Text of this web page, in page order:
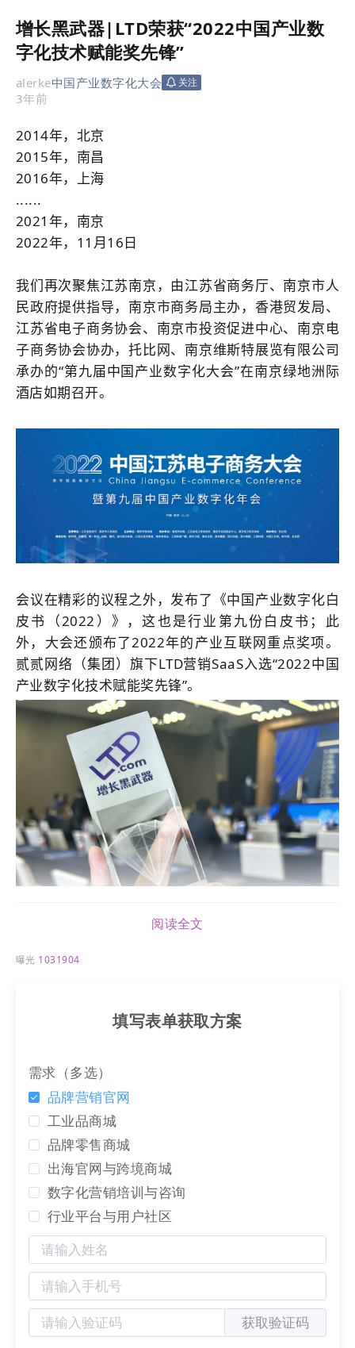
增长黑武器|LTD荣获“2022中国产业数
字化技术赋能奖先锋”
alerke中国产业数字化大会 关注
3年前
2014年，北京
2015年，南昌
2016年，上海
......
2021年，南京
2022年，11月16日
我们再次聚焦江苏南京，由江苏省商务厅、南京市人
民政府提供指导，南京市商务局主办，香港贸发局、
江苏省电子商务协会、南京市投资促进中心、南京电
子商务协会协办，托比网、南京维斯特展览有限公司
承办的“第九届中国产业数字化大会”在南京绿地洲际
酒店如期召开。
会议在精彩的议程之外，发布了《中国产业数字化白
皮书（2022 ）》，这也是行业第九份白皮书；此
外，大会还颁布了2022年的产业互联网重点奖项。
贰贰网络（集团）旗下LTD营销SaaS入选“2022中国
产业数字化技术赋能奖先锋”。
贰贰网络（集团）数字化综合服务商，起源于1999
年的第一商务，自08年以来始终坚持“让生意变简单”
的使命。以为客户实现：“营销有SaaS中台，链接有
域名，品牌有商标，知产有保护，把创意推市场；业
务（生意）进系统，客户找上门，销售自动化，服务
在线化。”助力您靠实力把企业做更大！
阅读全文
曝光 1031904
填写表单获取方案
需求（多选）
品牌营销官网
工业品商城
品牌零售商城
出海官网与跨境商城
数字化营销培训与咨询
行业平台与用户社区
获取验证码